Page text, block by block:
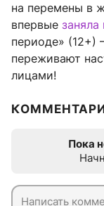
на перемены в
впервые заняла
периоде»
переживают
лицами!
Пока